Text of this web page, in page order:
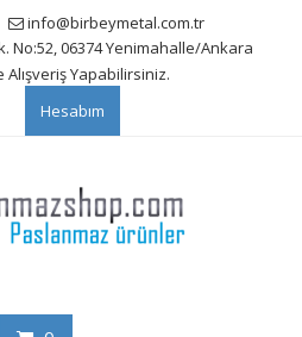
info@birbeymetal.com.tr
No:52, 06374 Yenimahalle/Ankara
Alışveriş Yapabilirsiniz.
Hesabım